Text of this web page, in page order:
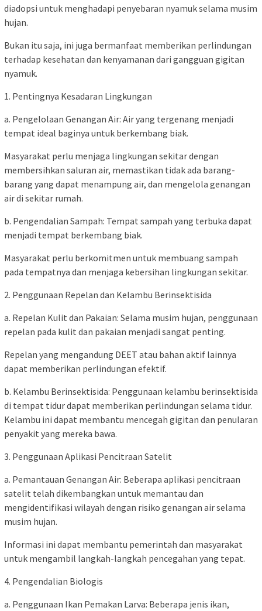
diadopsi untuk menghadapi penyebaran nyamuk selama musim
hujan.
Bukan itu saja, ini juga bermanfaat memberikan perlindungan
terhadap kesehatan dan kenyamanan dari gangguan gigitan
nyamuk.
1. Pentingnya Kesadaran Lingkungan
a. Pengelolaan Genangan Air: Air yang tergenang menjadi
tempat ideal baginya untuk berkembang biak.
Masyarakat perlu menjaga lingkungan sekitar dengan
membersihkan saluran air, memastikan tidak ada barang-
barang yang dapat menampung air, dan mengelola genangan
air di sekitar rumah.
b. Pengendalian Sampah: Tempat sampah yang terbuka dapat
menjadi tempat berkembang biak.
Masyarakat perlu berkomitmen untuk membuang sampah
pada tempatnya dan menjaga kebersihan lingkungan sekitar.
2. Penggunaan Repelan dan Kelambu Berinsektisida
a. Repelan Kulit dan Pakaian: Selama musim hujan, penggunaan
repelan pada kulit dan pakaian menjadi sangat penting.
Repelan yang mengandung DEET atau bahan aktif lainnya
dapat memberikan perlindungan efektif.
b. Kelambu Berinsektisida: Penggunaan kelambu berinsektisida
di tempat tidur dapat memberikan perlindungan selama tidur.
Kelambu ini dapat membantu mencegah gigitan dan penularan
penyakit yang mereka bawa.
3. Penggunaan Aplikasi Pencitraan Satelit
a. Pemantauan Genangan Air: Beberapa aplikasi pencitraan
satelit telah dikembangkan untuk memantau dan
mengidentifikasi wilayah dengan risiko genangan air selama
musim hujan.
Informasi ini dapat membantu pemerintah dan masyarakat
untuk mengambil langkah-langkah pencegahan yang tepat.
4. Pengendalian Biologis
a. Penggunaan Ikan Pemakan Larva: Beberapa jenis ikan,